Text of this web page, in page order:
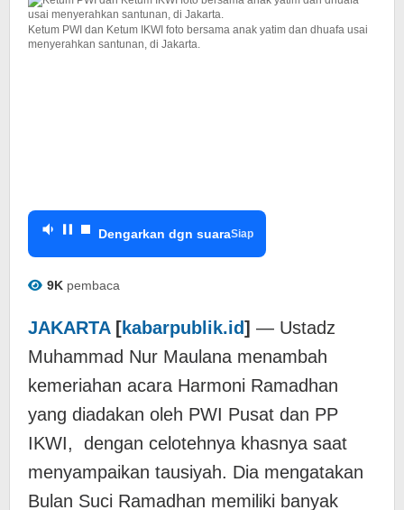
Ketum PWI dan Ketum IKWI foto bersama anak yatim dan dhuafa usai
menyerahkan santunan, di Jakarta.
Dengarkan dgn suaraSiap
9K pembaca
JAKARTA[kabarpublik.id] — Ustadz
Muhammad Nur Maulana menambah
kemeriahan acara Harmoni Ramadhan
yang diadakan oleh PWI Pusat dan PP
IKWI, dengan celotehnya khasnya saat
menyampaikan tausiyah. Dia mengatakan
Bulan Suci Ramadhan memiliki banyak